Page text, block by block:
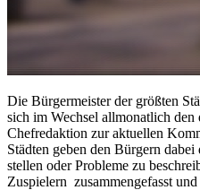
Die Bürgermeister der größten
sich im Wechsel allmonatlich
Chefredaktion zur aktuellen
Städten geben den Bürgern
stellen oder Probleme zu
Zuspielern zusammengefasst